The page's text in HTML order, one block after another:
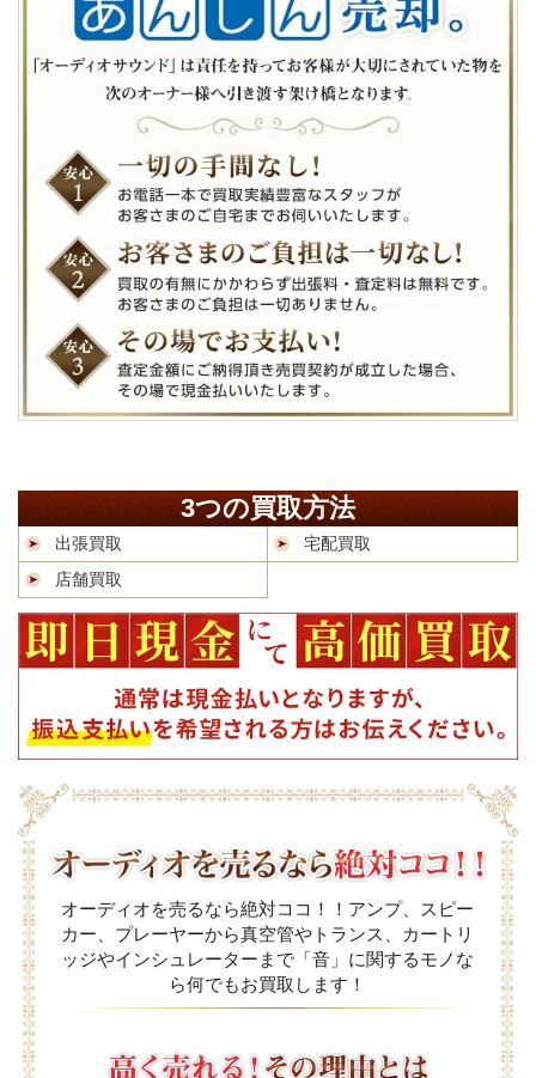
3つの買取方法
出張買取
宅配買取
店舗買取
オーディオを売るなら絶対ココ！！アンプ、スピー
カー、プレーヤーから真空管やトランス、カートリ
ッジやインシュレーターまで「音」に関するモノな
ら何でもお買取します！